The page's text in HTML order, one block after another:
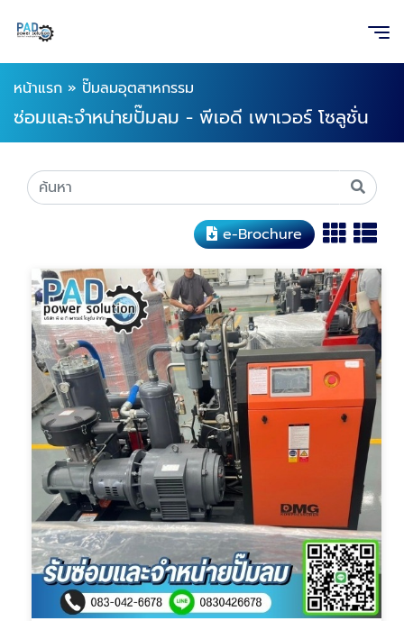
หน้าแรก » ปั๊มลมอุตสาหกรรม
ซ่อมและจำหน่ายปั๊มลม - พีเอดี เพาเวอร์ โซลูชั่น
e-Brochure